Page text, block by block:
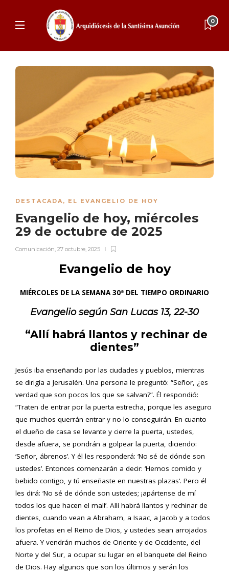
0
DESTACADA, EL EVANGELIO DE HOY
Evangelio de hoy, miércoles
29 de octubre de 2025
Comunicación, 27 octubre, 2025
Evangelio de hoy
MIÉRCOLES DE LA SEMANA 30ª DEL TIEMPO ORDINARIO
Evangelio según San Lucas 13, 22-30
“Allí habrá llantos y rechinar de
dientes”
Jesús iba enseñando por las ciudades y pueblos, mientras
se dirigía a Jerusalén. Una persona le preguntó: “Señor, ¿es
verdad que son pocos los que se salvan?”. Él respondió:
“Traten de entrar por la puerta estrecha, porque les aseguro
que muchos querrán entrar y no lo conseguirán. En cuanto
el dueño de casa se levante y cierre la puerta, ustedes,
desde afuera, se pondrán a golpear la puerta, diciendo:
‘Señor, ábrenos’. Y él les responderá: ‘No sé de dónde son
ustedes’. Entonces comenzarán a decir: ‘Hemos comido y
bebido contigo, y tú enseñaste en nuestras plazas’. Pero él
les dirá: ‘No sé de dónde son ustedes; ¡apártense de mí
todos los que hacen el mal!’. Allí habrá llantos y rechinar de
dientes, cuando vean a Abraham, a Isaac, a Jacob y a todos
los profetas en el Reino de Dios, y ustedes sean arrojados
afuera. Y vendrán muchos de Oriente y de Occidente, del
Norte y del Sur, a ocupar su lugar en el banquete del Reino
de Dios. Hay algunos que son los últimos y serán los